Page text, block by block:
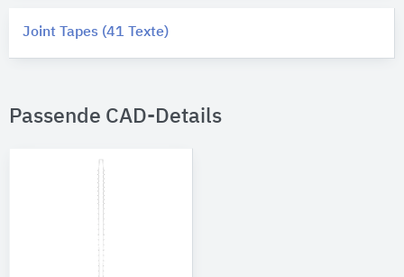
Joint Tapes (41 Texte)
Passende CAD-Details